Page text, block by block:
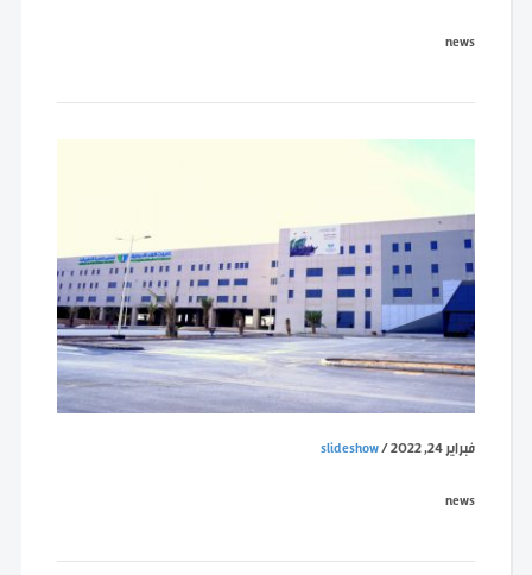
news
فبراير 24, 2022 /
slideshow
news